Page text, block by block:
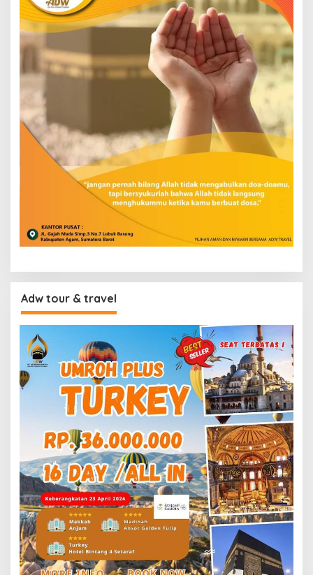
Adw tour & travel